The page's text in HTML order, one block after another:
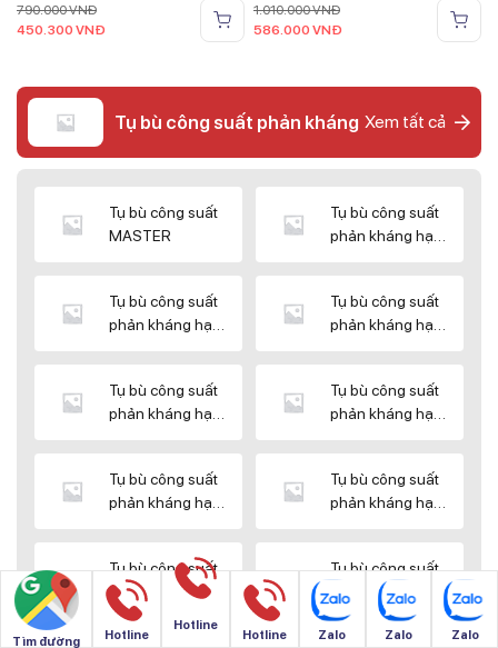
790.000VNĐ
450.300 VNĐ
1.010.000VNĐ
586.000 VNĐ
Tụ bù công suất phản kháng Xem tất cả
Tụ bù công suất
MASTER
Tụ bù công suất
phản kháng hạ
Tụ bù công suất
phản kháng hạ
Tụ bù công suất
phản kháng hạ
Tụ bù công suất
phản kháng hạ
Tụ bù công suất
phản kháng hạ
Tụ bù công suất
phản kháng hạ
Tụ bù công suất
phản kháng hạ
Tụ bù công suất
phản kháng hạ
thế SHIZUKI
Tụ bù công suất
phản kháng hạ
thế SINO
Tìm đường Hotline
Hotline
Hotline Zalo Zalo Zalo